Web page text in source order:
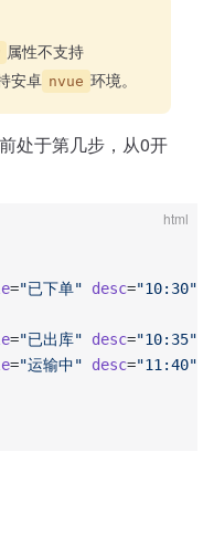
属性不支持
安卓 nvue 环境。
处于第几步，从0开
html
="已下单" desc="10:30"
="已出库" desc="10:35"
="运输中" desc="11:40"